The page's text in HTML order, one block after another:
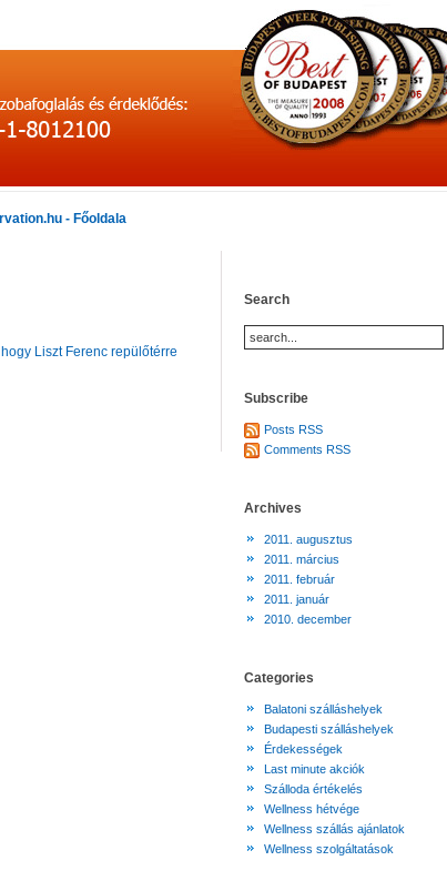
- Főoldala
Liszt Ferenc repülőtérre
Search
Subscribe
Posts RSS
Comments RSS
Archives
2011. augusztus
2011. március
2011. február
2011. január
2010. december
Categories
Balatoni szálláshelyek
Budapesti szálláshelyek
Érdekességek
Last minute akciók
Szálloda értékelés
Wellness hétvége
Wellness szállás ajánlatok
Wellness szolgáltatások